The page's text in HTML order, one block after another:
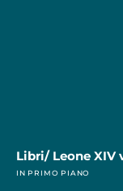
Libri/ Leone XIV
IN PRIMO PIANO